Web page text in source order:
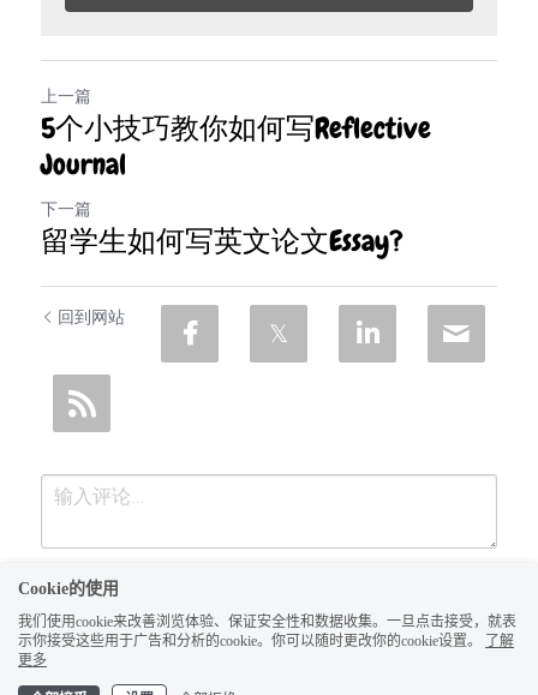
上一篇
5个小技巧教你如何写Reflective
Journal
下一篇
留学生如何写英文论文Essay?
回到网站
Cookie的使用
我们使用cookie来改善浏览体验、保证安全性和数据收集。一旦点击接受，就表
示你接受这些用于广告和分析的cookie。你可以随时更改你的cookie设置。
了解
更多